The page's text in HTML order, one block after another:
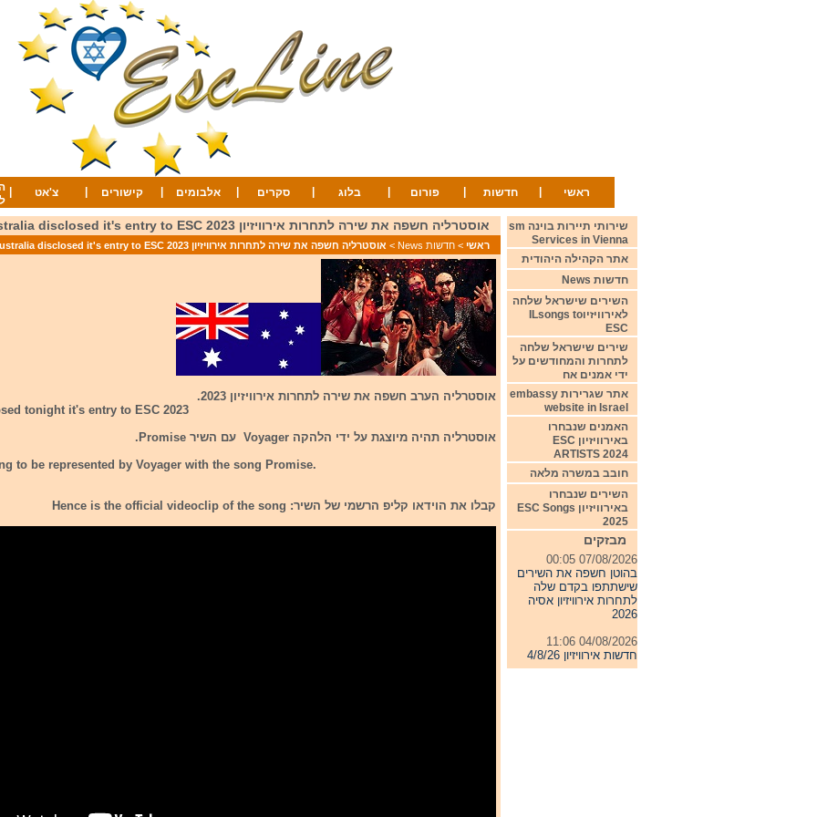
ראשי חדשות פורום בלוג סקרים אלבומים קישורים צ'אט
אוסטרליה חשפה את שירה לתחרות אירוויזיון 2023 Australia disclosed it's entry to ESC
ראשי > חדשות News > אוסטרליה חשפה את שירה לתחרות אירוויזיון 2023 Australia disclosed it's entry to ESC
אוסטרליה הערב חשפה את שירה לתחרות אירוויזיון 2023.
tonight it's entry to ESC 2023
אוסטרליה תהיה מיוצגת על ידי הלהקה Voyager עם השיר Promise.
to be represented by Voyager with the song Promise.
קבלו את הוידאו קליפ הרשמי של השיר: Hence is the official videoclip of the song
שירותי תיירות בוינה sm
Services in Vienna
אתר הקהילה היהודית
חדשות News
השירים שישראל שלחה
לאירוויזיוILsongs to
ESC
שירים שישראל שלחה
לתחרות והמחודשים על
ידי אמנים אח
אתר שגרירות embassy
website in Israel
האמנים שנבחרו
באירוויזיון ESC
ARTISTS 2024
חובב במשרה מלאה
השירים שנבחרו
באירוויזיון ESC Songs
2025
מבזקים
07/08/2026 00:05
בהוטן חשפה את השירים
שישתתפו בקדם שלה
לתחרות אירוויזיון אסיה
2026
04/08/2026 11:06
חדשות אירוויזיון 4/8/26